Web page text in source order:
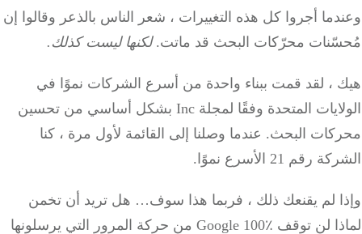
أجروا كل هذه التغييرات ، شعر الناس بالذعر وقالوا إن
محرّكات البحث قد ماتت.لكنها ليست كذلك.
، لقد قمت ببناء واحدة من أسرع الشركات نموًا في
الولايات المتحدة وفقًا لمجلة Inc بشكل أساسي من تحسين
البحث. عندما وصلنا إلى القائمة لأول مرة ، كنا
21 الأسرع نموًا.
لم يقنعك ذلك ، فربما هذا سوف… هل تريد أن تخمن
لماذا لن توقف Google 100٪ من حركة المرور التي يرسلونها